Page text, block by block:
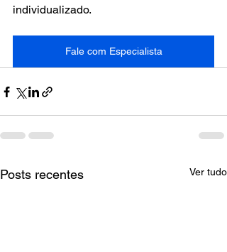
individualizado.
Fale com Especialista
Posts recentes Ver tudo